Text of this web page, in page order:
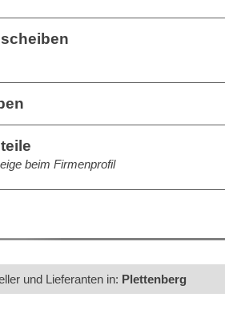
beim Firmenprofil
und Lieferanten in: Plettenberg